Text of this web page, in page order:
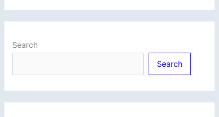
Search
Search